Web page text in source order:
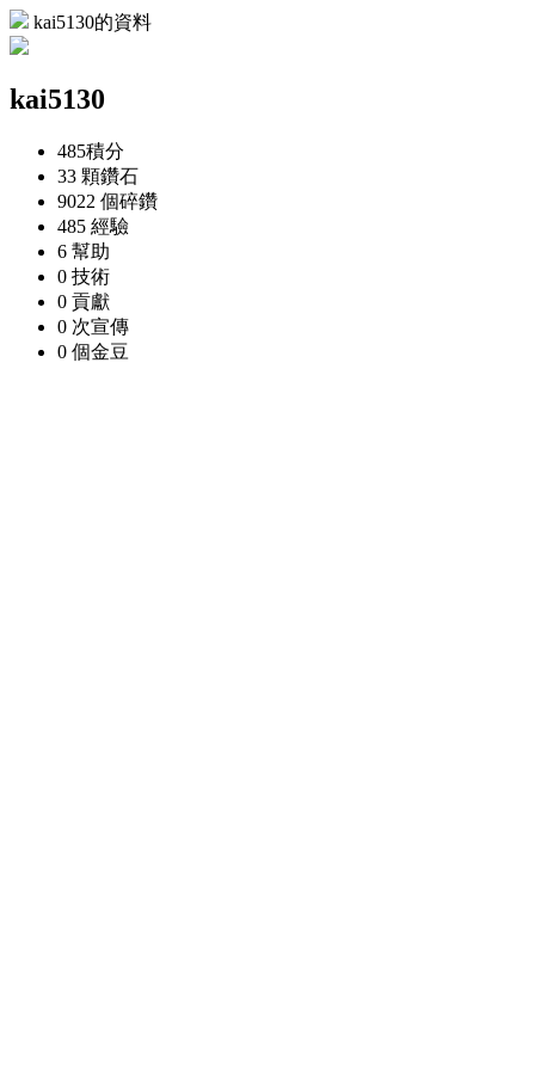
kai5130的資料
kai5130
485積分
33 顆鑽石
9022 個碎鑽
485 經驗
6 幫助
0 技術
0 貢獻
0 次宣傳
0 個金豆